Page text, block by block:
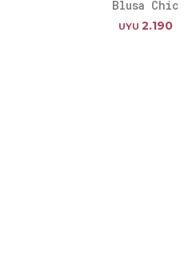
Blusa Chic
UYU 2.190